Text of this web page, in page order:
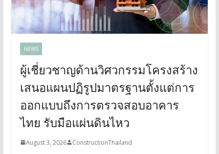
NEWS
ผู้เชี่ยวชาญด้านวิศวกรรมโครงสร้าง
เสนอแผนปฏิรูปมาตรฐานตั้งแต่การ
ออกแบบถึงการตรวจสอบอาคาร
ไทย รับมือแผ่นดินไหว
August 3, 2026 ConstructionThailand